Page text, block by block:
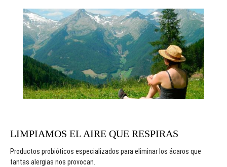
LIMPIAMOS EL AIRE QUE RESPIRAS
Productos probióticos especializados para eliminar los ácaros que
tantas alergias nos provocan.